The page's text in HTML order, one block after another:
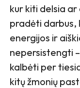
kur kiti delsia ar
pradėti darbus,
energijos ir
nepersistengti
kalbėti per
kitų žmonių